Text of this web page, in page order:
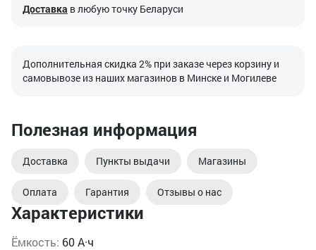
Характеристики
Ёмкость: 60 А·ч
Доставка в любую точку Беларуси
Дополнительная скидка 2% при заказе через корзину и
самовывозе из наших магазинов в Минске и Могилеве
Полезная информация
Доставка Пункты выдачи Магазины
Оплата Гарантия Отзывы о нас